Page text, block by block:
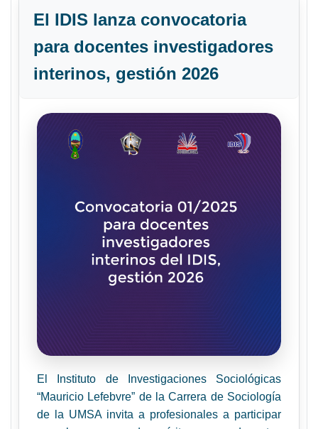
El IDIS lanza convocatoria
para docentes investigadores
interinos, gestión 2026
El Instituto de Investigaciones Sociológicas
“Mauricio Lefebvre” de la Carrera de Sociología
de la UMSA invita a profesionales a participar